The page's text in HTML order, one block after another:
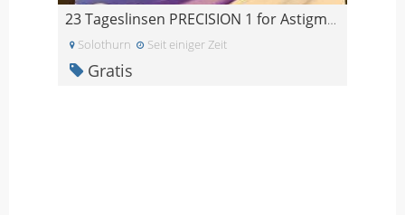
23 Tageslinsen PRECISION 1 for Astigmatism -4.5
Solothurn Seit einiger Zeit
Gratis